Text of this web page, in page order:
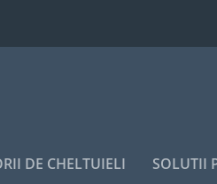
DE CHELTUIELI SOLUTII